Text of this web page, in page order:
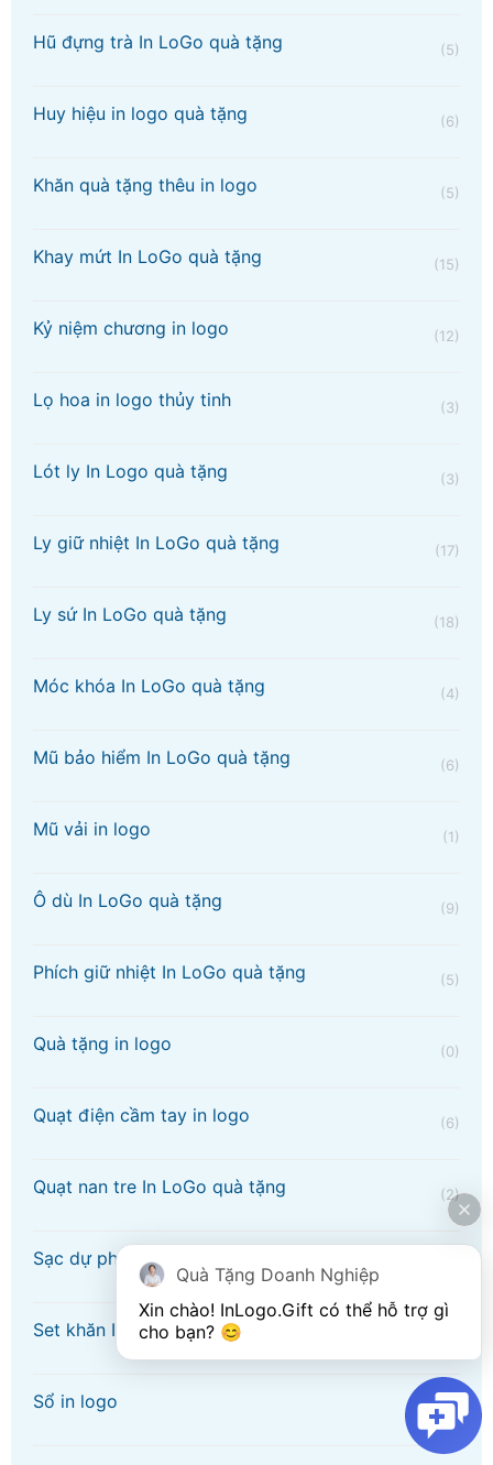
Hũ đựng trà In LoGo quà tặng (5)
Huy hiệu in logo quà tặng (6)
Khăn quà tặng thêu in logo (5)
Khay mứt In LoGo quà tặng (15)
Kỷ niệm chương in logo (12)
Lọ hoa in logo thủy tinh (3)
Lót ly In Logo quà tặng (3)
Ly giữ nhiệt In LoGo quà tặng (17)
Ly sứ In LoGo quà tặng (18)
Móc khóa In LoGo quà tặng (4)
Mũ bảo hiểm In LoGo quà tặng (6)
Mũ vải in logo (1)
Ô dù In LoGo quà tặng (9)
Phích giữ nhiệt In LoGo quà tặng (5)
Quà tặng in logo (0)
Quạt điện cầm tay in logo (6)
Quạt nan tre In LoGo quà tặng (2)
Sạc dự phòng In LoGo quà tặng
Set khăn In Logo quà tặng
Sổ in logo (12)
Quà Tặng Doanh Nghiệp
Xin chào! InLogo.Gift có thể hỗ trợ gì
cho bạn? 😊